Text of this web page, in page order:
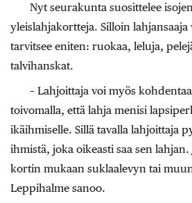
Nyt seurakunta suosittelee
yleislahjakortteja. Silloin lahjansaaja
tarvitsee eniten: ruokaa, leluja,
talvihanskat.
– Lahjoittaja voi myös
toivomalla, että lahja menisi
ikäihmiselle. Sillä tavalla lahjoittaja
ihmistä, joka oikeasti saa sen
kortin mukaan suklaalevyn tai
Leppihalme sanoo.